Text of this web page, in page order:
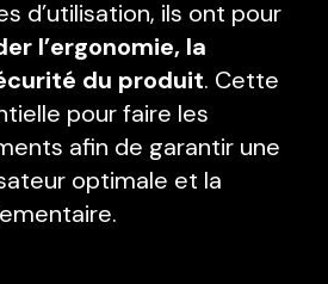
d’utilisation, ils ont pour
l’ergonomie, la
du produit. Cette
pour faire les
afin de garantir une
optimale et la